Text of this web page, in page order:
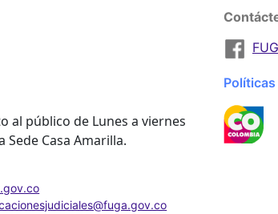
al público de Lunes a viernes
Casa Amarilla.
Políticas